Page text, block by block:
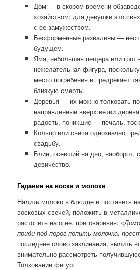
Дом — в скором времени
хозяйством; для девушки это
с ее замужеством.
Бесформенные развалины —
будущем.
Яма, небольшая пещера или
нежелательная фигура,
место погребения и предрекает
близкую смерть.
Деревья — их можно толковать
направленные вверх ветви
радость, поникшие — печаль,
Кольцо или свеча однозначно
свадьбу.
Блин, осевший на дно, наоборот,
девичество.
Гадание на воске и молоке
Налить молоко в блюдце и поставить
восковых свечей, положить в
растопить на огне, приговаривая: «
приди под порог попить молочка,
последнее слово заклинания, вылить
внимательно рассмотреть
Толкование фигур: